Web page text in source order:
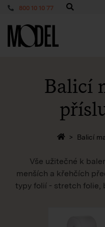
800 10 10 77
PackShop
Balicí
Zpět na
Balicí
Vše užitečné k
menších a křehčích
typy folií - stretch folie,